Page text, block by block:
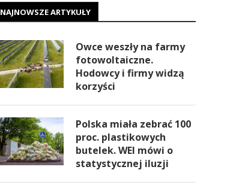
NAJNOWSZE ARTYKUŁY
Owce weszły na farmy
fotowoltaiczne.
Hodowcy i firmy widzą
korzyści
Polska miała zebrać 100
proc. plastikowych
butelek. WEI mówi o
statystycznej iluzji